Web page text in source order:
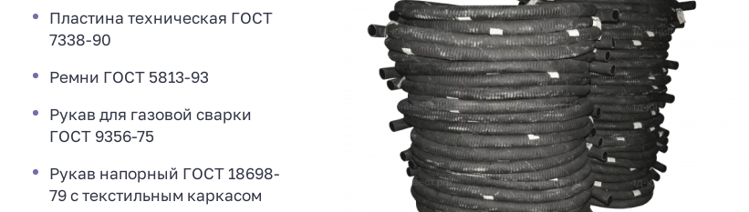
Пластина техническая ГОСТ
7338-90
Ремни ГОСТ 5813-93
Рукав для газовой сварки
ГОСТ 9356-75
Рукав напорный ГОСТ 18698-
79 с текстильным каркасом